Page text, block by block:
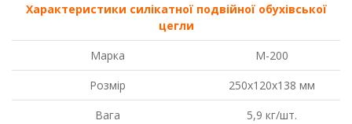
(Обухів)
Характеристики силікатної подвійної обухівської
цегли
Марка
М-200
Розмір
250х120х138 мм
Вага
5,9 кг/шт.